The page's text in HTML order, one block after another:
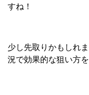
すね！
少し先取りかもしれ
況で効果的な狙い方を